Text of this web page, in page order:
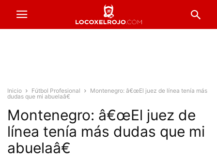
Inicio Fútbol Profesional
Montenegro: â€œEl juez de línea tenía más
dudas que mi abuelaâ€
Montenegro: â€œEl juez de
línea tenía más dudas que mi
abuelaâ€